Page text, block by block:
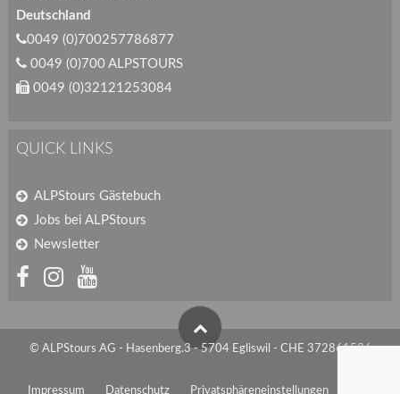
Deutschland
0049 (0)700257786877
0049 (0)700 ALPSTOURS
0049 (0)32121253084
QUICK LINKS
ALPStours Gästebuch
Jobs bei ALPStours
Newsletter
© ALPStours AG - Hasenberg.3 - 5704 Egliswil - CHE 372861586
Impressum Datenschutz Privatsphäreneinstellungen